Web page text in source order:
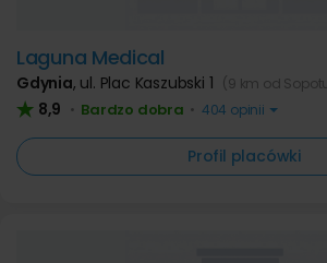
Laguna Medical
Gdynia, ul. Plac Kaszubski 1 (9 km od
8,9 • Bardzo dobra • 404 opinii
Profil placówki